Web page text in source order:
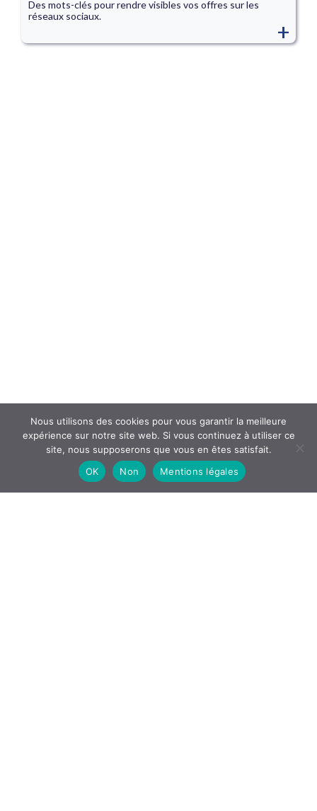
Des mots-clés pour rendre visibles vos offres sur les
réseaux sociaux.
+
Nous utilisons des cookies pour vous garantir la meilleure
expérience sur notre site web. Si vous continuez à utiliser ce
site, nous supposerons que vous en êtes satisfait.
OK
Non Mentions légales